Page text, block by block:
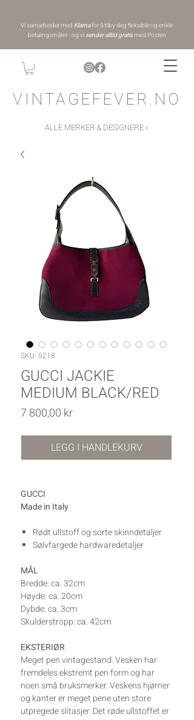
VINTAGEFEVER.NO
Vi samarbeider med Klarnafor å tilby deg fleksible og enkle
betalingsmåter - og vi sender alltid gratismed Posten
ALLE MERKER & DESIGNERE ›
SKU: 5218
GUCCI JACKIE
MEDIUM BLACK/RED
7 800,00 krPris
LEGG I HANDLEKURV
GUCCI
Made in Italy
Rødt ullstoff og sorte skinndetaljer
Sølvfargede hardwaredetaljer
MÅL
Bredde: ca. 32cm
Høyde: ca. 20cm
Dybde: ca. 3cm
Skulderstropp: ca. 42cm
EKSTERIØR
Meget pen vintagestand. Vesken har
fremdeles ekstremt pen form og har
noen små bruksmerker. Veskens hjørner
og kanter er meget pene uten store
utpregede slitasjer. Det røde ullstoffet er